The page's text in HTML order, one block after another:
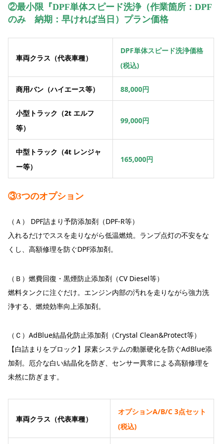
②最小限『DPF単体スピード洗浄（作業箇所：DPF
のみ 納期：早ければ当日）プラン価格
車両クラス（代表車種）
DPF単体スピード洗浄価格
(税込)
商用バン（ハイエース等） 88,000円
小型トラック（2t エルフ
等）
99,000円
中型トラック（4t レンジャ
ー等）
165,000円
③3つのオプション
（Ａ） DPF詰まり予防添加剤（DPF-R等）
入れるだけでススを走りながら低温燃焼。ランプ点灯の不安をな
くし、高額修理を防ぐDPF添加剤。
（Ｂ）燃費回復・黒煙防止添加剤（CV Diesel等）
燃料タンクに注ぐだけ。エンジン内部の汚れを走りながら強力洗
浄する、燃焼効率向上添加剤。
（Ｃ）AdBlue結晶化防止添加剤（Crystal Clean&Protect等）
【白詰まりをブロック】尿素システムの動脈硬化を防ぐAdBlue添
加剤。厄介な白い結晶化を防ぎ、センサー異常による高額修理を
未然に防ぎます。
車両クラス（代表車種）
オプションA/B/C 3点セット
(税込)